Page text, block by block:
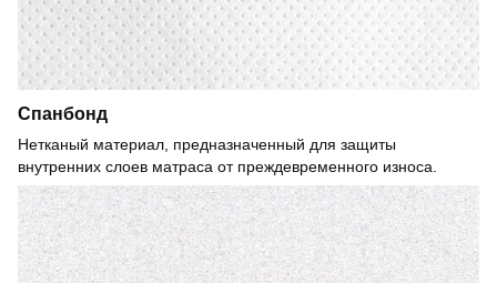
Спанбонд
Нетканый материал, предназначенный для защиты
внутренних слоев матраса от преждевременного износа.